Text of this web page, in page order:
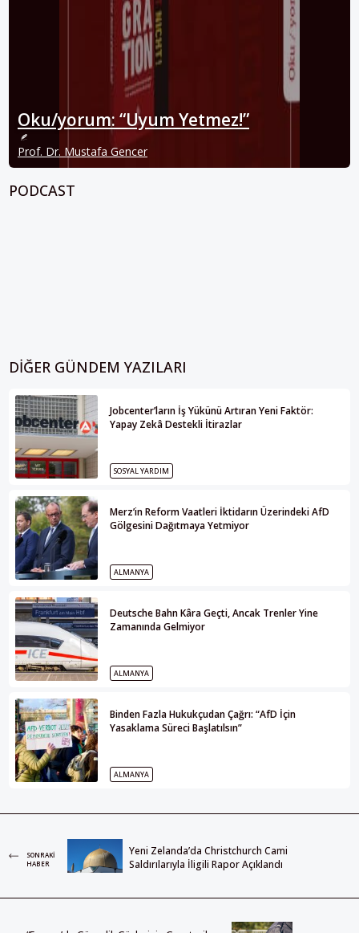
Oku/yorum: “Uyum Yetmez!”
Prof. Dr. Mustafa Gencer
PODCAST
DIĞER GÜNDEM YAZILARI
Jobcenter’ların İş Yükünü Artıran Yeni Faktör:
Yapay Zekâ Destekli İtirazlar
SOSYAL YARDIM
Merz’in Reform Vaatleri İktidarın Üzerindeki AfD
Gölgesini Dağıtmaya Yetmiyor
ALMANYA
Deutsche Bahn Kâra Geçti, Ancak Trenler Yine
Zamanında Gelmiyor
ALMANYA
Binden Fazla Hukukçudan Çağrı: “AfD İçin
Yasaklama Süreci Başlatılsın”
ALMANYA
SONRAKI
HABER
Yeni Zelanda’da Christchurch Cami
Saldırılarıyla İligili Rapor Açıklandı